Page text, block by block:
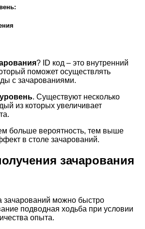
? ID код – это внутренний
поможет осуществлять
с зачарованиями.
. Существуют несколько
из которых увеличивает
больше вероятность, тем выше
в столе зачарований.
зачарования
можно быстро
подводная ходьба при условии
опыта.